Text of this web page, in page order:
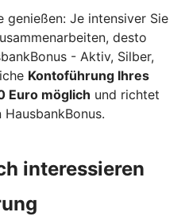
genießen: Je intensiver Sie
desto
- Aktiv, Silber,
Kontoführung Ihres
Euro möglich und richtet
interessieren